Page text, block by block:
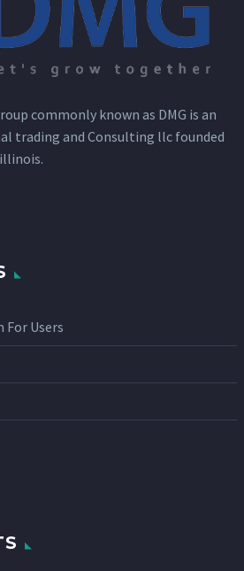
commonly known as DMG is an
trading and Consulting llc founded
Users